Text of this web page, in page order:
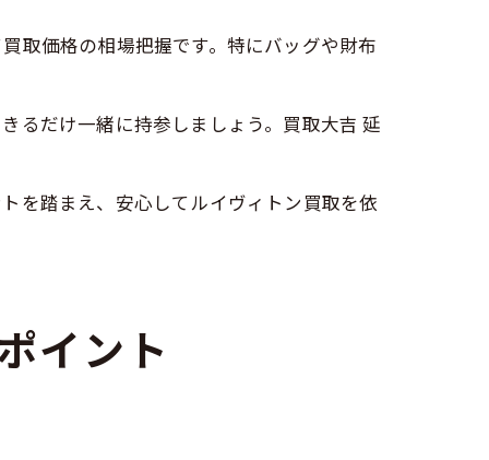
取価格の相場把握です。特にバッグや財布
るだけ一緒に持参しましょう。買取大吉 延
を踏まえ、安心してルイヴィトン買取を依
イント